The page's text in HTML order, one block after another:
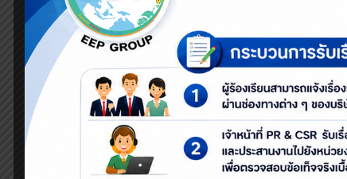
เรื่อง พนักงาน EEP Groupเข้ารับก
ด้วยความห่วงใยต่อสุขภาพของพ
เวชกรรม โรงพยาบาลสมุทรปรา